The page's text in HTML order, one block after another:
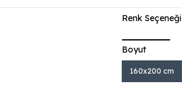
Renk Seçeneği
Boyut
160x200 cm